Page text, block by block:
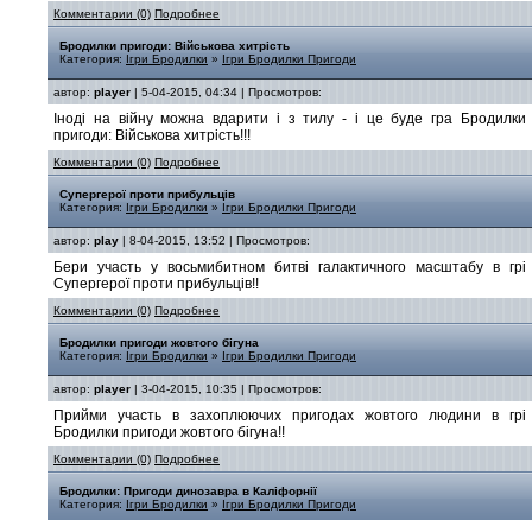
Комментарии (0) Подробнее
Бродилки пригоди: Військова хитрість
Категория: Ігри Бродилки » Ігри Бродилки Пригоди
автор: player | 5-04-2015, 04:34 | Просмотров:
Іноді на війну можна вдарити і з тилу - і це буде гра Бродилки
пригоди: Військова хитрість!!!
Комментарии (0) Подробнее
Супергерої проти прибульців
Категория: Ігри Бродилки » Ігри Бродилки Пригоди
автор: play | 8-04-2015, 13:52 | Просмотров:
Бери участь у восьмибитном битві галактичного масштабу в грі
Супергерої проти прибульців!!
Комментарии (0) Подробнее
Бродилки пригоди жовтого бігуна
Категория: Ігри Бродилки » Ігри Бродилки Пригоди
автор: player | 3-04-2015, 10:35 | Просмотров:
Прийми участь в захоплюючих пригодах жовтого людини в грі
Бродилки пригоди жовтого бігуна!!
Комментарии (0) Подробнее
Бродилки: Пригоди динозавра в Каліфорнії
Категория: Ігри Бродилки » Ігри Бродилки Пригоди